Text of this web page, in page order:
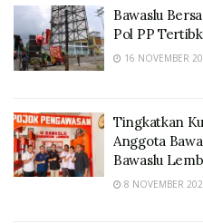
Bawaslu
Pol PP
16 NOVEMBER
Tingkatkan
Anggota
Bawaslu
8 NOVEMBER